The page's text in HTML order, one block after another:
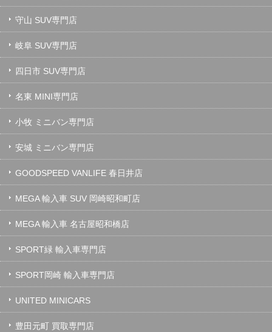
守山 SUV専門店
岐阜 SUV専門店
四日市 SUV専門店
名東 MINI専門店
小牧 ミニバン専門店
安城 ミニバン専門店
GOODSPEED VANLIFE 春日井店
MEGA 輸入車 SUV 岡崎昭和町店
MEGA 輸入車 名古屋昭和橋店
SPORT緑 輸入車専門店
SPORT岡崎 輸入車専門店
UNITED MINICARS
豊田元町 買取専門店